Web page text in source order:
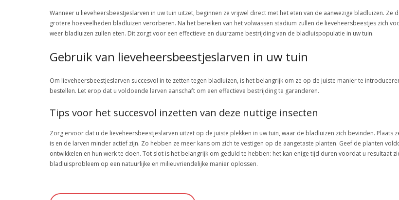
Wanneer u lieveheersbeestjeslarven in uw tuin uitzet, beginnen ze vrijwel direct met het eten van de aanwezige bladluizen.
grotere hoeveelheden bladluizen verorberen. Na het bereiken van het volwassen stadium zullen de lieveheersbeestjes zich
weer bladluizen zullen eten. Dit zorgt voor een effectieve en duurzame bestrijding van de bladluispopulatie in uw tuin.
Gebruik van lieveheersbeestjeslarven in uw tuin
Om lieveheersbeestjeslarven succesvol in te zetten tegen bladluizen, is het belangrijk om ze op de juiste manier te
bestellen. Let erop dat u voldoende larven aanschaft om een effectieve bestrijding te garanderen.
Tips voor het succesvol inzetten van deze nuttige insecten
Zorg ervoor dat u de lieveheersbeestjeslarven uitzet op de juiste plekken in uw tuin, waar de bladluizen zich bevinden.
is en de larven minder actief zijn. Zo hebben ze meer kans om zich te vestigen op de aangetaste planten. Geef de planten
ontwikkelen en hun werk te doen. Tot slot is het belangrijk om geduld te hebben: het kan enige tijd duren voordat u resultaat
bladluisprobleem op een natuurlijke en milieuvriendelijke manier oplossen.